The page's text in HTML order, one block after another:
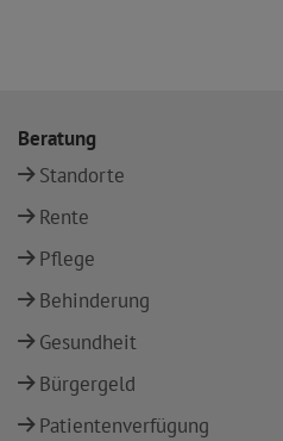
Beratung
Standorte
Rente
Pflege
Behinderung
Gesundheit
Bürgergeld
Patientenverfügung